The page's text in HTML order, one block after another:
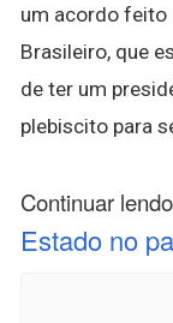
um acordo feito
Brasileiro, que
de ter um
plebiscito para
Continuar lendo
Estado no